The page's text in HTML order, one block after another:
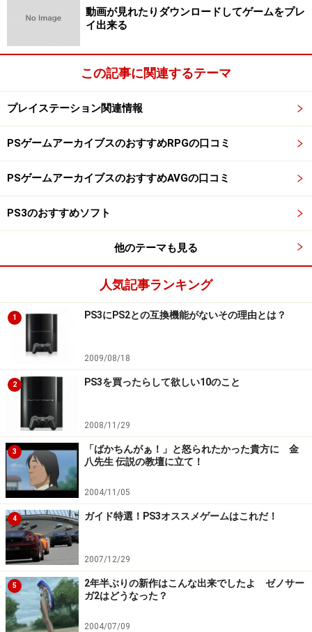
動画が見れたりダウンロードしてゲームをプレ
イ出来る
この記事に関連するテーマ
プレイステーション関連情報
PSゲームアーカイブスのおすすめRPGの口コミ
PSゲームアーカイブスのおすすめAVGの口コミ
PS3のおすすめソフト
他のテーマも見る
人気記事ランキング
1 PS3にPS2との互換機能がないその理由とは？
2009/08/18
2 PS3を買ったらして欲しい10のこと
2008/11/29
3
「ばかちんがぁ！」と怒られたかった貴方に 金
八先生 伝説の教壇に立て！
2004/11/05
4 ガイド特選！PS3オススメゲームはこれだ！
2007/12/29
5
2年半ぶりの新作はこんな出来でしたよ ゼノサー
ガ2はどうなった？
2004/07/09